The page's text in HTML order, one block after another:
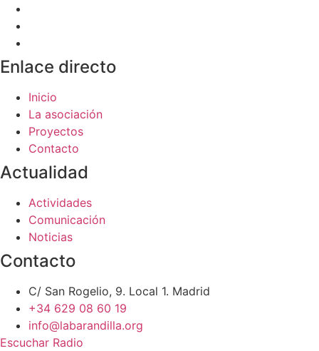
Enlace directo
Inicio
La asociación
Proyectos
Contacto
Actualidad
Actividades
Comunicación
Noticias
Contacto
C/ San Rogelio, 9. Local 1. Madrid
+34 629 08 60 19
info@labarandilla.org
Escuchar Radio